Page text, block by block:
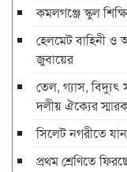
কমলগঞ্জে স্কুল
হেলমেট বাহিনী ও
জুবায়ের
তেল, গ্যাস, বিদ্যুৎ
দলীয় ঐক্যের
সিলেট নগরীতে
প্রথম শ্রেণিতে